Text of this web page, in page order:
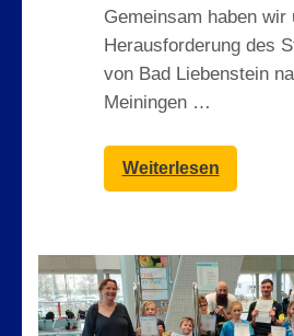
Gemeinsam haben wir
Herausforderung des
von Bad Liebenstein
Meiningen …
Weiterlesen